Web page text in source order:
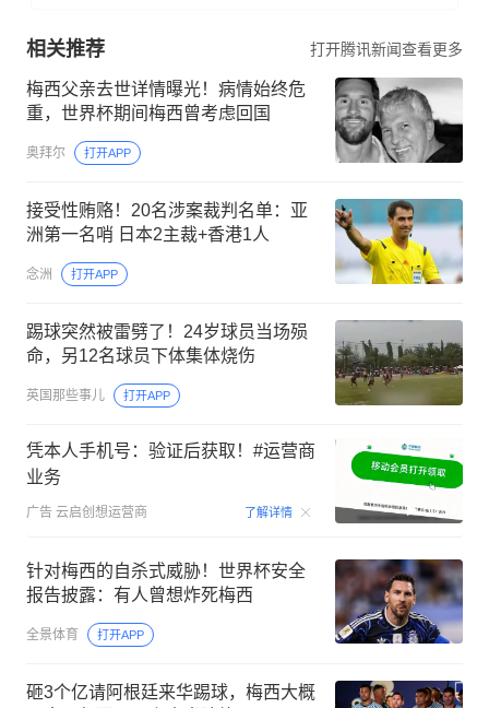
相关推荐 打开腾讯新闻查看更多
梅西父亲去世详情曝光！病情始终危
重，世界杯期间梅西曾考虑回国
奥拜尔 打开APP
接受性贿赂！20名涉案裁判名单：亚
洲第一名哨 日本2主裁+香港1人
念洲 打开APP
踢球突然被雷劈了！24岁球员当场殒
命，另12名球员下体集体烧伤
英国那些事儿 打开APP
凭本人手机号：验证后获取！#运营商
业务
广告 云启创想运营商 了解详情 00:15
针对梅西的自杀式威胁！世界杯安全
报告披露：有人曾想炸死梅西
全景体育 打开APP
砸3个亿请阿根廷来华踢球，梅西大概